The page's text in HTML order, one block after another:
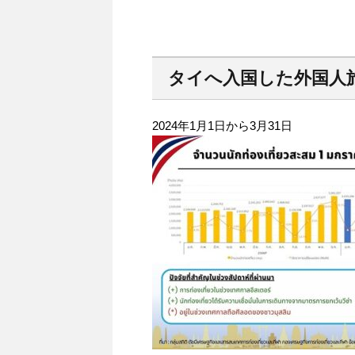
タイへ入国した外国人
2024年1月1日から3月31日